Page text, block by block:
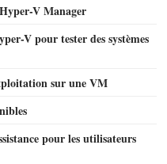
V Manager
V pour tester des systèmes
sur une VM
pour les utilisateurs